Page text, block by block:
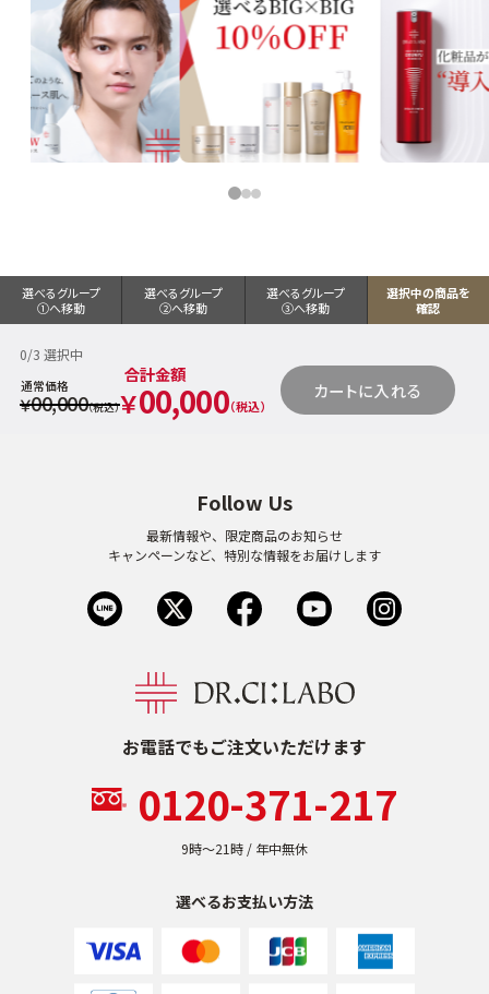
選べるグループ
①へ移動
選べるグループ
②へ移動
選べるグループ
③へ移動
選択中の商品を
確認
0/3 選択中
通常価格
￥00,000（税込）
合計金額
￥00,000（税込）
カートに入れる
お電話でもご注文いただけます
0120-371-217
9時〜21時 / 年中無休
選べるお支払い方法
Follow Us
最新情報や、限定商品のお知らせ
キャンペーンなど、特別な情報をお届けします